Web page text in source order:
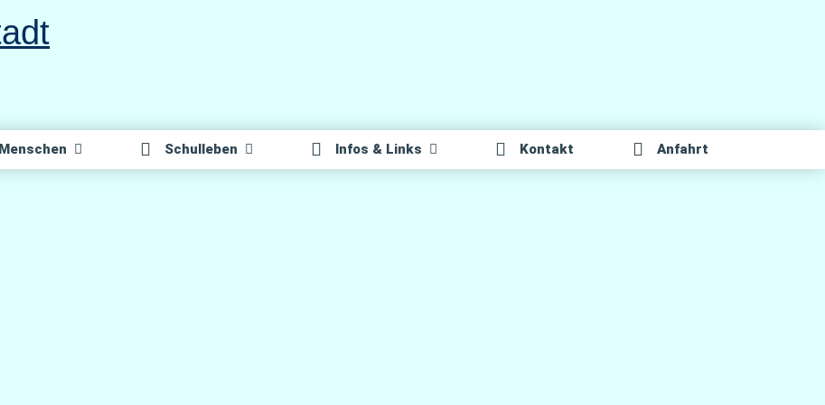
Men­schen Schul­le­ben Infos & Links Kon­takt Anfahrt